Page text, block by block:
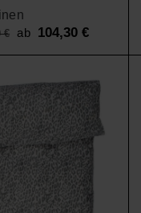
€
Original
price
ab 149,00 €
189,00 €.
ab 104,30 €Current
price